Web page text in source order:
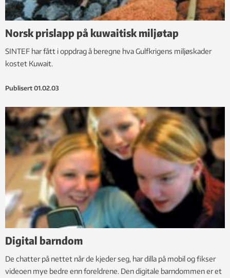
Norsk prislapp på kuwaitisk miljøtap
SINTEF har fått i oppdrag å beregne hva Gulfkrigens miljøskader
kostet Kuwait.
Publisert 01.02.03
Digital barndom
De chatter på nettet når de kjeder seg, har dilla på mobil og fikser
videoen mye bedre enn foreldrene. Den digitale barndommen er et